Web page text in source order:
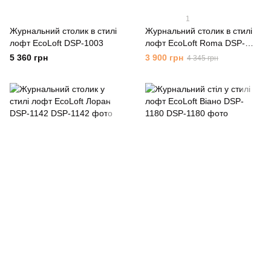
Журнальний столик в стилі
лофт EcoLoft DSP-1003
5 360 грн
1
Журнальний столик в стилі
лофт EcoLoft Roma DSP-
1077
3 900 грн 4 345 грн